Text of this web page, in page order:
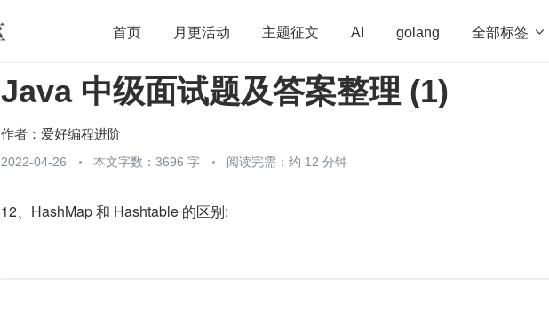
首页 月更活动 主题征文 AI golang 全部标签 
开源 架构 OpenHarmony 算法 学习方法 Web3.0
团队管理
Java 中级面试题及答案整理 (1)
作者： 爱好编程进阶
2022-04-26 本文字数：3696 字 阅读完需：约 12 分钟
12、HashMap 和 Hashtable 的区别: